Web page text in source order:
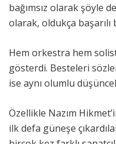
bağımsız olarak şöyle
olarak, oldukça başarılı
Hem orkestra hem
gösterdi. Besteleri
ise aynı olumlu
Özellikle Nazım
ilk defa güneşe